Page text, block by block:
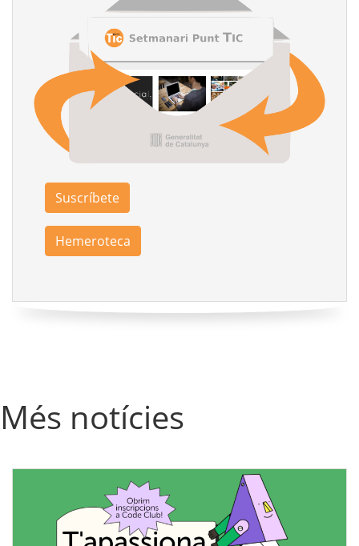
Suscríbete
Hemeroteca
Més notícies